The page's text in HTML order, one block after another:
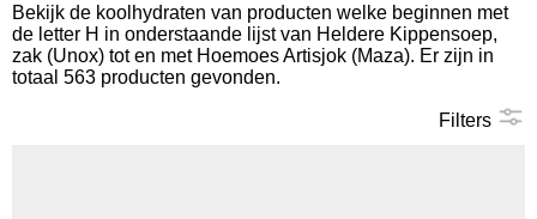
Koolhydraten tellen
Bekijk de koolhydraten van producten welke beginnen met
de letter H in onderstaande lijst van Heldere Kippensoep,
zak (Unox) tot en met Hoemoes Artisjok (Maza). Er zijn in
totaal 563 producten gevonden.
Filters